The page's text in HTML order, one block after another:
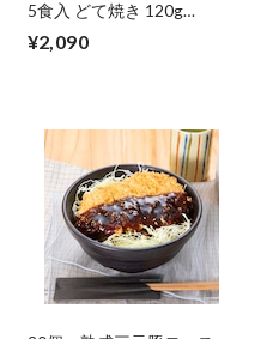
5食入 どて焼き 120g
【11440002】【冷凍】
¥2,090